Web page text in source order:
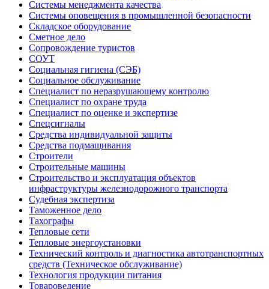
Системы менеджмента качества
Системы оповещения в промышленной безопасности
Складское оборудование
Сметное дело
Сопровождение туристов
СОУТ
Социальная гигиена (СЭБ)
Социальное обслуживание
Специалист по неразрушающему контролю
Специалист по охране труда
Специалист по оценке и экспертизе
Спецсигналы
Средства индивидуальной защиты
Средства подмащивания
Строители
Строительные машины
Строительство и эксплуатация объектов
инфраструктуры железнодорожного транспорта
Судебная экспертиза
Таможенное дело
Тахографы
Тепловые сети
Тепловые энергоустановки
Технический контроль и диагностика автотранспортных
средств (Техническое обслуживание)
Технология продукции питания
Товароведение